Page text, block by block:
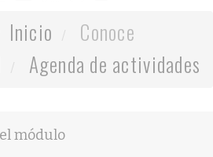
Inicio
Conoce
Agenda de actividades